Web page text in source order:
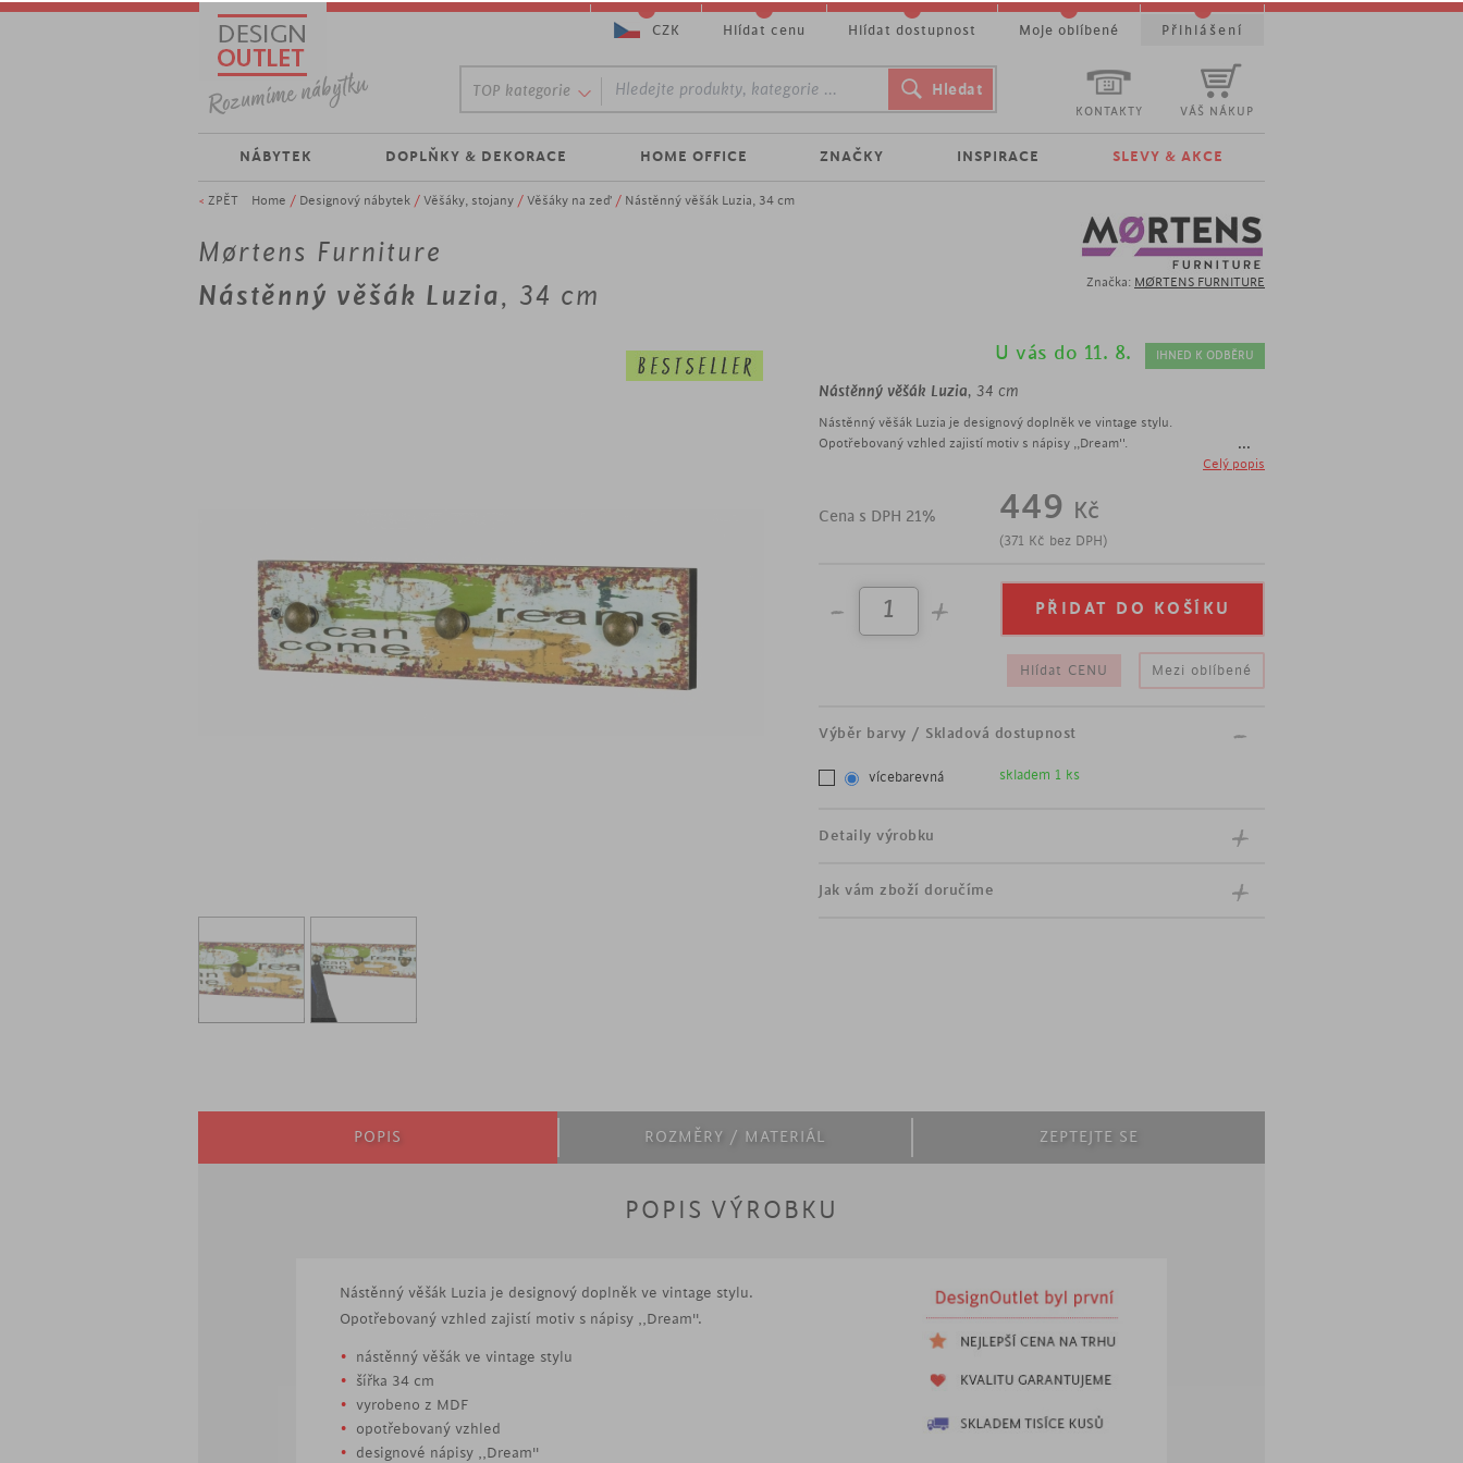
Značka: MØRTENS FURNITURE
< ZPĚT Home / Designový nábytek / Věšáky, stojany / Věšáky na zeď / Nástěnný věšák Luzia, 34 cm
Mørtens Furniture
Nástěnný věšák Luzia, 34 cm
U vás do 11. 8. IHNED K ODBĚRU
Nástěnný věšák Luzia, 34 cm
Nástěnný věšák Luzia je designový doplněk ve vintage stylu.
Opotřebovaný vzhled zajistí motiv s nápisy ,,Dream''.
opotřebovaný vzhled
...
Celý popis
Cena s DPH 21% 449 Kč
(371 Kč bez DPH)
Hlídat CENU Mezi oblíbené
Výběr barvy / Skladová dostupnost
vícebarevná skladem 1 ks
Detaily výrobku
Jak vám zboží doručíme
POPIS ROZMĚRY / MATERIÁL ZEPTEJTE SE
POPIS VÝROBKU
Nástěnný věšák Luzia je designový doplněk ve vintage stylu.
Opotřebovaný vzhled zajistí motiv s nápisy ,,Dream''.
nástěnný věšák ve vintage stylu
šířka 34 cm
vyrobeno z MDF
opotřebovaný vzhled
designové nápisy ,,Dream''
KONTAKTY VÁŠ NÁKUP
TOP kategorie
NÁBYTEK DOPLŇKY & DEKORACE HOME OFFICE ZNAČKY INSPIRACE SLEVY & AKCE
CZK Hlídat cenu Hlídat dostupnost Moje oblíbené Přihlášení